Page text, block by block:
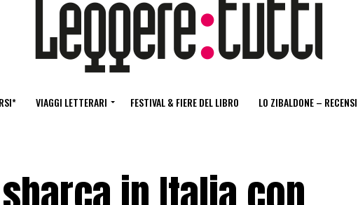
VIAGGI LETTERARI FESTIVAL & FIERE DEL LIBRO LO ZIBALDONE –